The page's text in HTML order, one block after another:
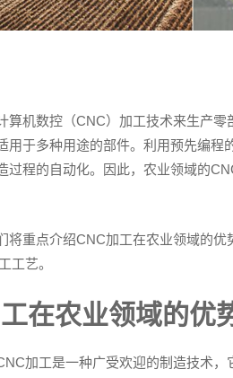
算机数控（CNC）加工技术来生产零
用于多种用途的部件。利用预先编程
过程的自动化。因此，农业领域的
将重点介绍CNC加工在农业领域的
工艺。
在农业领域的优
加工是一种广受欢迎的制造技术